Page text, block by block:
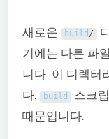
새로운 build /
기에는 다른 파
니다. 이 디렉터
다.
build 스크
때문입니다.